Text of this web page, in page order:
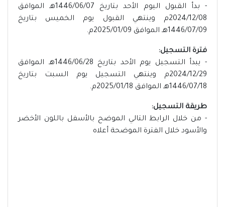
- بدأ القبول اليوم الأحد بتاريخ 1446/06/07هـ الموافق
2024/12/08م وينتهي القبول يوم الخميس بتاريخ
1446/07/09هـ الموافق 2025/01/09م.
فترة التسجيل:
- يبدأ التسجيل يوم الأحد بتاريخ 1446/06/28هـ الموافق
2024/12/29م وينتهي التسجيل يوم السبت بتاريخ
1446/07/18هـ الموافق 2025/01/18م.
طريقة التسجيل:
- من خلال الرابط التالي الموضح بالأسفل باللون الأخضر
والأسود خلال الفترة الموضحة أعلاه